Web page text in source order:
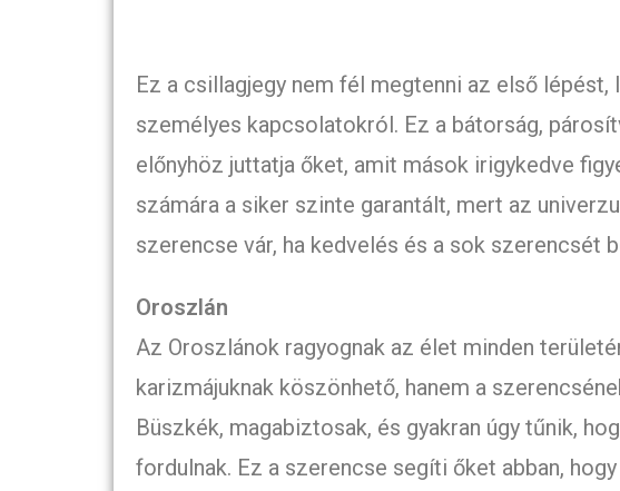
Ez a csillagjegy nem fél megtenni az első lépést,
személyes kapcsolatokról. Ez a bátorság,
előnyhöz juttatja őket, amit mások irigykedve
számára a siker szinte garantált, mert az
szerencse vár, ha kedvelés és a sok szerencsét
Oroszlán
Az Oroszlánok ragyognak az élet minden
karizmájuknak köszönhető, hanem a
Büszkék, magabiztosak, és gyakran úgy tűnik,
fordulnak. Ez a szerencse segíti őket abban,